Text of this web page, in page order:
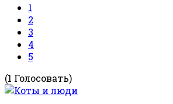
1
2
3
4
5
(1 Голосовать)